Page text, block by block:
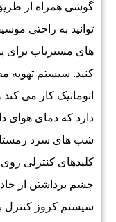
گوشی همراه از
توانید به راحتی
های مسیریاب برای
کنید. سیستم تهویه
اتوماتیک کار می
دارد که دمای هوای
شب های سرد
کلیدهای کنترلی
چشم برداشتن از
سیستم کروز کنترل